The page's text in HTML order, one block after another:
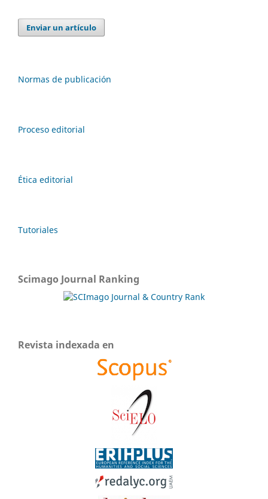
Enviar un artículo
Normas de publicación
Proceso editorial
Ética editorial
Tutoriales
Scimago Journal Ranking
Revista indexada en